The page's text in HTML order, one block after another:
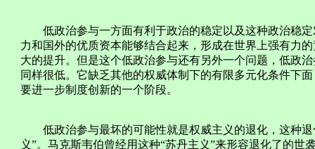
低政治参与一方面有利于政治的稳定以及这种政治稳定
力和国外的优质资本能够结合起来，形成在世界上强有力
大的提升。但是这个低政治参与还有另外一个问题，低政
同样很低。它缺乏其他的权威体制下的有限多元化条件下
要进一步制度创新的一个阶段。
低政治参与最坏的可能性就是权威主义的退化，这种退
义”。马克斯韦伯曾经用这种“苏丹主义”来形容退化了的